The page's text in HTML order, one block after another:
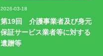
2026-03-18
第19回 介護事業者及び身元
保証サービス業者等に対する
遺贈等